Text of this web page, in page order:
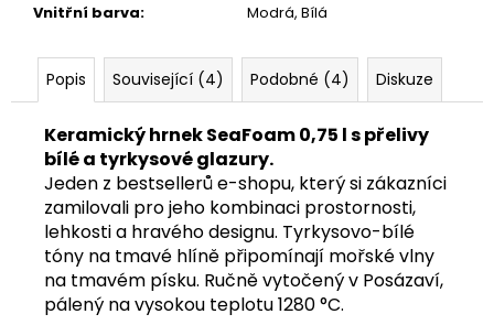
Vnitřní barva: Modrá, Bílá
Popis Související (4) Podobné (4) Diskuze
Keramický hrnek SeaFoam 0,75 l s přelivy
bílé a tyrkysové glazury.
Jeden z bestsellerů e-shopu, který si zákazníci
zamilovali pro jeho kombinaci prostornosti,
lehkosti a hravého designu. Tyrkysovo-bílé
tóny na tmavé hlíně připomínají mořské vlny
na tmavém písku. Ručně vytočený v Posázaví,
pálený na vysokou teplotu 1280 °C.